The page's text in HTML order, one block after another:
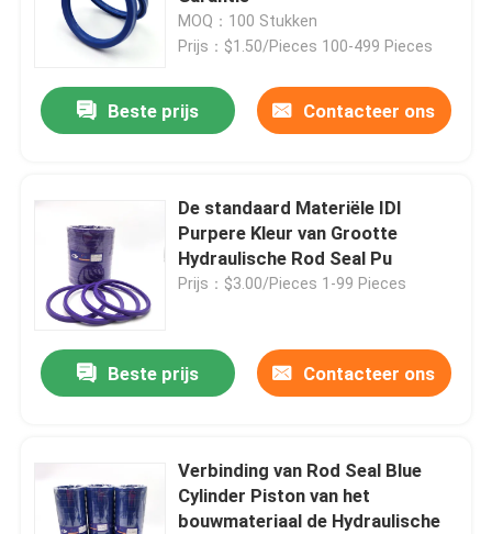
MOQ：100 Stukken
Prijs：$1.50/Pieces 100-499 Pieces
Beste prijs Contacteer ons
De standaard Materiële IDI
Purpere Kleur van Grootte
Hydraulische Rod Seal Pu
Prijs：$3.00/Pieces 1-99 Pieces
Beste prijs Contacteer ons
Verbinding van Rod Seal Blue
Cylinder Piston van het
bouwmateriaal de Hydraulische